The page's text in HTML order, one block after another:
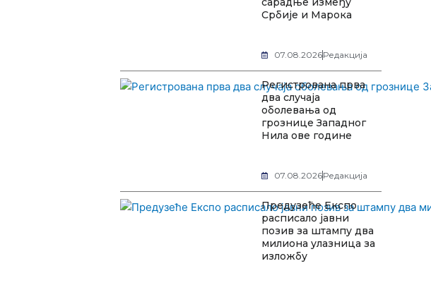
Србије и Марока
07.08.2026Редакција
Регистрована прва
два случаја
оболевања од
грознице Западног
Нила ове године
07.08.2026Редакција
Предузеће Експо
расписало јавни
позив за штампу два
милиона улазница за
изложбу